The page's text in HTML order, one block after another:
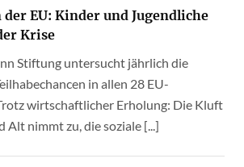
EU: Kinder und Jugendliche
Krise
Stiftung untersucht jährlich die
in allen 28 EU-
wirtschaftlicher Erholung: Die Kluft
Alt nimmt zu, die soziale [...]